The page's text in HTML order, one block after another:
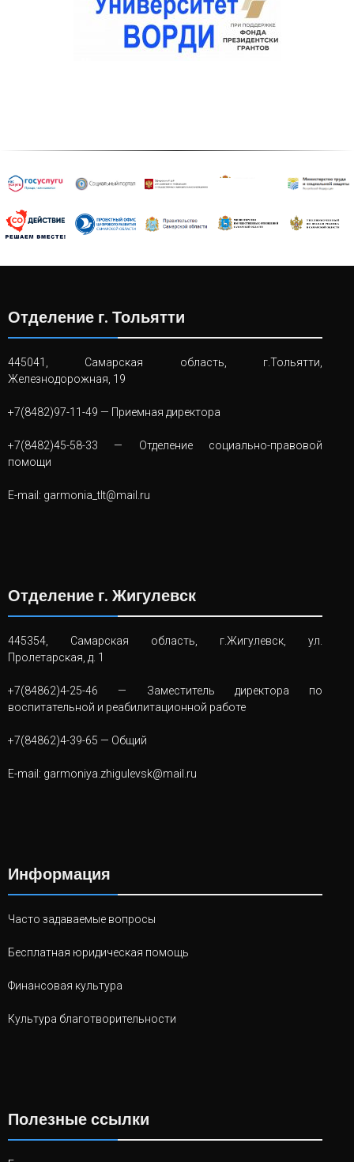
Отделение г. Тольятти
445041, Самарская область, г.Тольятти,
Железнодорожная, 19
+7(8482)97-11-49 — Приемная директора
+7(8482)45-58-33 — Отделение социально-правовой
помощи
E-mail: garmonia_tlt@mail.ru
Отделение г. Жигулевск
445354, Самарская область, г.Жигулевск, ул.
Пролетарская, д. 1
+7(84862)4-25-46 — Заместитель директора по
воспитательной и реабилитационной работе
+7(84862)4-39-65 — Общий
E-mail: garmoniya.zhigulevsk@mail.ru
Информация
Часто задаваемые вопросы
Бесплатная юридическая помощь
Финансовая культура
Культура благотворительности
Полезные ссылки